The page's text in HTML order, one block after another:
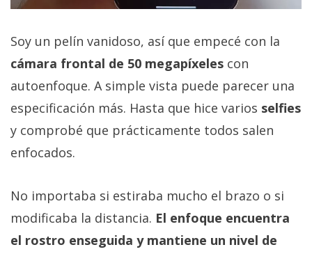
Soy un pelín vanidoso, así que empecé con la
cámara frontal de 50 megapíxeles con
autoenfoque. A simple vista puede parecer una
especificación más. Hasta que hice varios selfies
y comprobé que prácticamente todos salen
enfocados.
No importaba si estiraba mucho el brazo o si
modificaba la distancia. El enfoque encuentra
el rostro enseguida y mantiene un nivel de